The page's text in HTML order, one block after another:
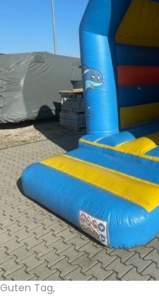
Guten Tag,